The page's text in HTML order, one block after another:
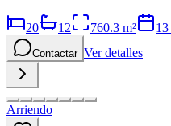
20 12 760.3 m² 13
Contactar Ver detalles
Arriendo